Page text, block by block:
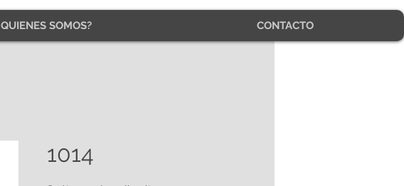
QUIENES SOMOS? CONTACTO
1014